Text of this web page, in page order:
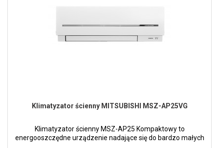
Klimatyzator ścienny MITSUBISHI MSZ-AP25VG
Klimatyzator ścienny MSZ-AP25 Kompaktowy to
energooszczędne urządzenie nadające się do bardzo małych